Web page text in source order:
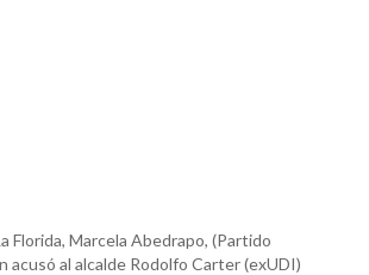
Florida, Marcela Abedrapo, (Partido
acusó al alcalde Rodolfo Carter (exUDI)